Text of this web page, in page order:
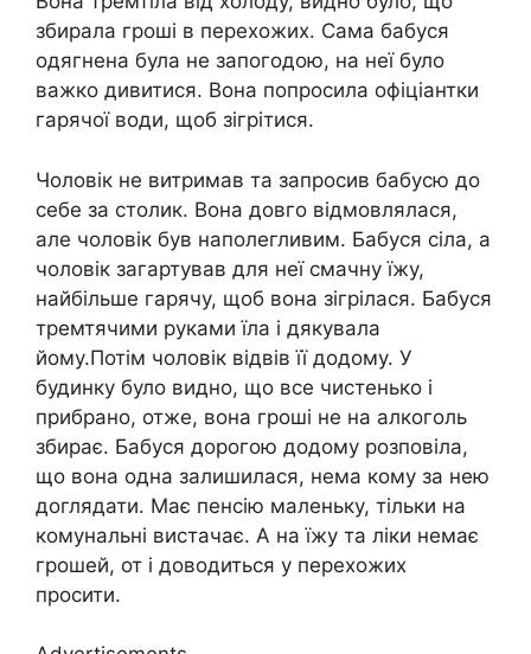
збирала гроші в перехожих. Сама бабуся
одягнена була не запогодою, на неї було
важко дивитися. Вона попросила офіціантки
гарячої води, щоб зігрітися.
Чоловік не витримав та запросив бабусю до
себе за столик. Вона довго відмовлялася,
але чоловік був наполегливим. Бабуся сіла, а
чоловік загартував для неї смачну їжу,
найбільше гарячу, щоб вона зігрілася. Бабуся
тремтячими руками їла і дякувала
йому.Потім чоловік відвів її додому. У
будинку було видно, що все чистенько і
прибрано, отже, вона гроші не на алкоголь
збирає. Бабуся дорогою додому розповіла,
що вона одна залишилася, нема кому за нею
доглядати. Має пенсію маленьку, тільки на
комунальні вистачає. А на їжу та ліки немає
грошей, от і доводиться у перехожих
просити.